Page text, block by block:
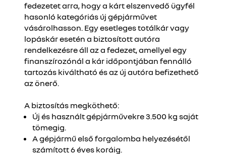
fedezetet arra, hogy a kárt elszenvedő ügyfél
hasonló kategóriás új gépjárművet
vásárolhasson. Egy esetleges totálkár vagy
lopáskár esetén a biztosított autóra
rendelkezésre áll az a fedezet, amellyel egy
finanszírozónál a kár időpontjában fennálló
tartozás kiváltható és az új autóra befizethető
az önerő.
A biztosítás megköthető:
Új és használt gépjárművekre 3.500 kg saját
tömegig.
A gépjármű első forgalomba helyezésétől
számított 6 éves koráig.